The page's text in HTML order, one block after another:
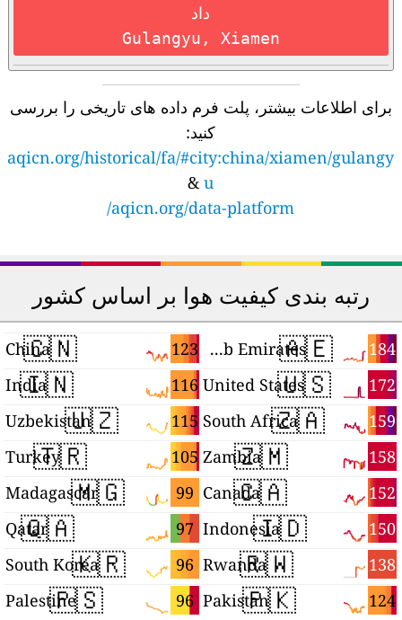
داد
Gulangyu, Xiamen
برای اطلاعات بیشتر، پلت فرم داده های تاریخی را بررسی
کنید:
aqicn.org/historical/fa/#city:china/xiamen/gulangy
u
&
aqicn.org/data-platform/
رتبه بندی کیفیت هوا بر اساس کشور
🇦🇪 184
United Arab Emirates
🇺🇸 172
United States
🇿🇦 159
South Africa
🇿🇲 158
Zambia
🇨🇦 152
Canada
🇮🇩 150
Indonesia
🇷🇼 138
Rwanda
🇵🇰 124
Pakistan
🇨🇳 123
China
🇮🇳 116
India
🇺🇿 115
Uzbekistan
🇹🇷 105
Turkey
🇲🇬 99
Madagascar
🇶🇦 97
Qatar
🇰🇷 96
South Korea
🇵🇸 96
Palestine